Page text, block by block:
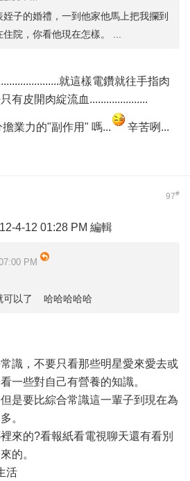
子的婚禮，一到他家他馬上把我攔到
院，你看他現在怎樣。 ...
就這樣電鑽就往手指肉
有皮開肉綻流血.....................
業力的"副作用" 嗎... 辛苦咧...
97#
4-12 01:28 PM 編輯
PM
可以了 哈哈哈哈哈
識，不要只看那些明星愛來愛去或
一些對自己有營養的知識。
是要比綜合常識這一輩子到現在為
。
來的?看報紙看電視聊天還有看別
的。
活